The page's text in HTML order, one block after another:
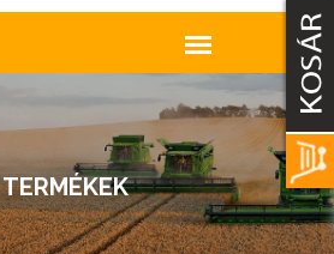
TERMÉKEK